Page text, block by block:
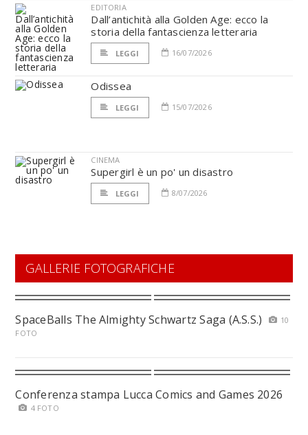
EDITORIA
Dall’antichità alla Golden Age: ecco la
storia della fantascienza letteraria
LEGGI 16/07/2026
Odissea
LEGGI 15/07/2026
CINEMA
Supergirl è un po' un disastro
LEGGI 8/07/2026
GALLERIE FOTOGRAFICHE
SpaceBalls The Almighty Schwartz Saga (A.S.S.)
10
FOTO
Conferenza stampa Lucca Comics and Games 2026
4 FOTO